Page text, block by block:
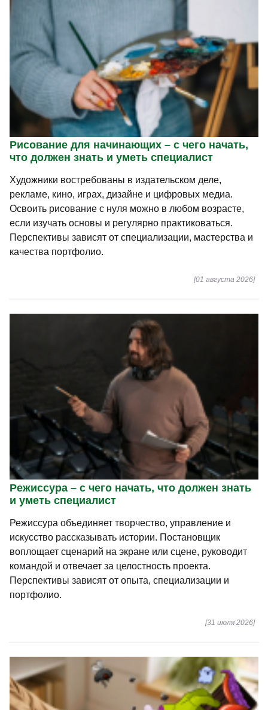
Рисование для начинающих – с чего начать,
что должен знать и уметь специалист
Художники востребованы в издательском деле,
рекламе, кино, играх, дизайне и цифровых медиа.
Освоить рисование с нуля можно в любом возрасте,
если изучать основы и регулярно практиковаться.
Перспективы зависят от специализации, мастерства и
качества портфолио.
[01 августа 2026]
Режиссура – с чего начать, что должен знать
и уметь специалист
Режиссура объединяет творчество, управление и
искусство рассказывать истории. Постановщик
воплощает сценарий на экране или сцене, руководит
командой и отвечает за целостность проекта.
Перспективы зависят от опыта, специализации и
портфолио.
[31 июля 2026]